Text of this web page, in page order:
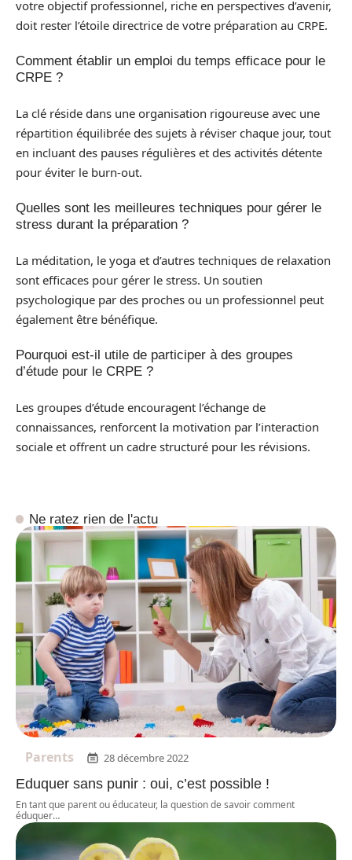
votre objectif professionnel, riche en perspectives d’avenir,
doit rester l’étoile directrice de votre préparation au CRPE.
Comment établir un emploi du temps efficace pour le
CRPE ?
La clé réside dans une organisation rigoureuse avec une
répartition équilibrée des sujets à réviser chaque jour, tout
en incluant des pauses régulières et des activités détente
pour éviter le burn-out.
Quelles sont les meilleures techniques pour gérer le
stress durant la préparation ?
La méditation, le yoga et d’autres techniques de relaxation
sont efficaces pour gérer le stress. Un soutien
psychologique par des proches ou un professionnel peut
également être bénéfique.
Pourquoi est-il utile de participer à des groupes
d’étude pour le CRPE ?
Les groupes d’étude encouragent l’échange de
connaissances, renforcent la motivation par l’interaction
sociale et offrent un cadre structuré pour les révisions.
Ne ratez rien de l'actu
Parents 28 décembre 2022
Eduquer sans punir : oui, c’est possible !
En tant que parent ou éducateur, la question de savoir comment
éduquer…